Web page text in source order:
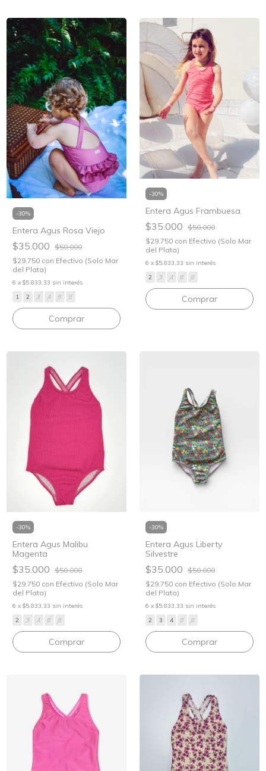
-30%
Entera Agus Rosa Viejo
$35.000 $50.000
$29.750 con Efectivo (Solo Mar
del Plata)
6 x $5.833,33 sin interés
1
2 3 4 6 8
Comprar
-30%
Entera Agus Frambuesa
$35.000 $50.000
$29.750 con Efectivo (Solo Mar
del Plata)
6 x $5.833,33 sin interés
2
3 4 6 8
Comprar
-30%
Entera Agus Malibu
Magenta
$35.000 $50.000
$29.750 con Efectivo (Solo Mar
del Plata)
6 x $5.833,33 sin interés
2
3 4 6 8
Comprar
-30%
Entera Agus Liberty
Silvestre
$35.000 $50.000
$29.750 con Efectivo (Solo Mar
del Plata)
6 x $5.833,33 sin interés
2
3 4 6 8
Comprar